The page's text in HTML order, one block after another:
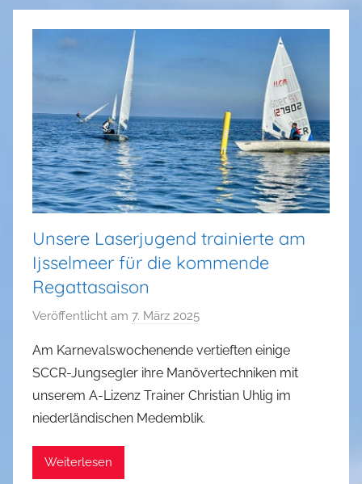
Unsere Laserjugend trainierte am
Ijsselmeer für die kommende
Regattasaison
Veröffentlicht am 7. März 2025
n
a
d
m
Am Karnevalswochenende vertieften einige
SCCR-Jungsegler ihre Manövertechniken mit
unserem A-Lizenz Trainer Christian Uhlig im
niederländischen Medemblik.
Weiterlesen